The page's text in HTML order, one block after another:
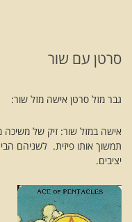
סרטן עם שור
גבר מזל סרטן אישה מזל שור:
אישה במזל שור: זיק של משיכה
תמשוך אותו פיזית. לשניהם
יציבים.